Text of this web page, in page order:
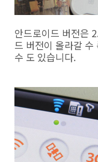
안드로이드 버전은
드 버전이 올라갈 수
수 도 있습니다.